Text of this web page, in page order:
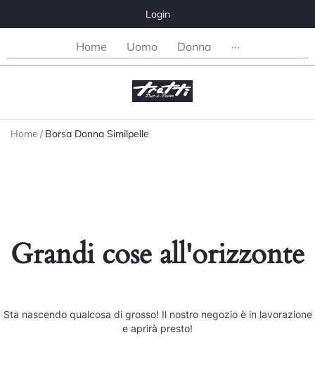
Login
Home Uomo Donna ···
Home / Borsa Donna Similpelle
Grandi cose all'orizzonte
Sta nascendo qualcosa di grosso! Il nostro negozio è in lavorazione
e aprirà presto!